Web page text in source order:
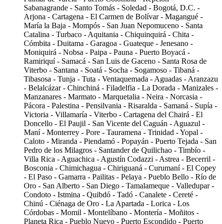
Sabanagrande - Santo Tomás - Soledad - Bogotá, D.C. -
Arjona - Cartagena - El Carmen de Bolívar - Magangué -
María la Baja - Mompós - San Juan Nepomuceno - Santa
Catalina - Turbaco - Aquitania - Chiquinquirá - Chita -
Cómbita - Duitama - Garagoa - Guateque - Jenesano -
Moniquirá - Nobsa - Paipa - Pauna - Puerto Boyacá -
Ramiriquí - Samacá - San Luis de Gaceno - Santa Rosa de
Viterbo - Santana - Soatá - Socha - Sogamoso - Tibaná -
Tibasosa - Tunja - Tuta - Ventaquemada - Aguadas - Aranzazu
- Belalcázar - Chinchiná - Filadelfia - La Dorada - Manizales -
Manzanares - Marmato - Marquetalia - Neira - Norcasia -
Pácora - Palestina - Pensilvania - Risaralda - Samaná - Supía -
Victoria - Villamaría - Viterbo - Cartagena del Chairá - El
Doncello - El Paujil - San Vicente del Caguán - Aguazul -
Maní - Monterrey - Pore - Tauramena - Trinidad - Yopal -
Caloto - Miranda - Piendamó - Popayán - Puerto Tejada - San
Pedro de los Milagros - Santander de Quilichao - Timbío -
Villa Rica - Aguachica - Agustín Codazzi - Astrea - Becerril -
Bosconia - Chimichagua - Chiriguaná - Curumaní - El Copey
- El Paso - Gamarra - Pailitas - Pelaya - Pueblo Bello - Río de
Oro - San Alberto - San Diego - Tamalameque - Valledupar -
Condoto - Istmina - Quibdó - Tadó - Canalete - Cereté -
Chinú - Ciénaga de Oro - La Apartada - Lorica - Los
Córdobas - Momil - Montelíbano - Montería - Moñitos -
Planeta Rica - Pueblo Nuevo - Puerto Escondido - Puerto